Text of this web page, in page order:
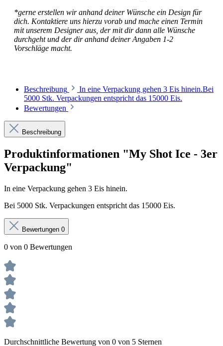
*gerne erstellen wir anhand deiner Wünsche ein Design für
dich. Kontaktiere uns hierzu vorab und mache einen Termin
mit unserem Designer aus, der mit dir dann alle Wünsche
durchgeht und der dir anhand deiner Angaben 1-2
Vorschläge macht.
Beschreibung
In eine Verpackung gehen 3 Eis hinein.Bei
5000 Stk. Verpackungen entspricht das 15000 Eis.
Bewertungen
Beschreibung
Produktinformationen "My Shot Ice - 3er
Verpackung"
In eine Verpackung gehen 3 Eis hinein.
Bei 5000 Stk. Verpackungen entspricht das 15000 Eis.
Bewertungen 0
0 von 0 Bewertungen
Durchschnittliche Bewertung von 0 von 5 Sternen